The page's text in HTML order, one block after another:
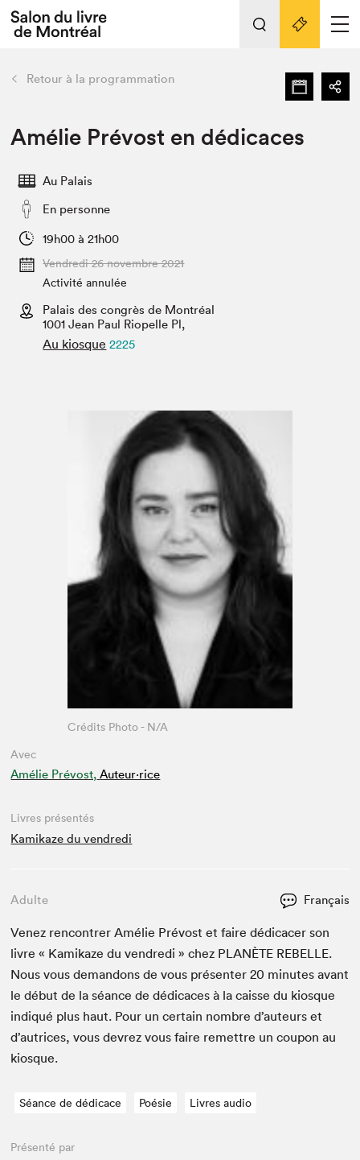
Espace enseignant·e·s
L'événement
Préparer sa visite au Salon
Actualités
SLM PRO
retour Nos activités
Préparer sa visite
Salon au Palais
Projets partenaires
Liens pratiques
Retour à la programmation
Amélie Prévost en dédicaces
Au Palais
En personne
19h00 à 21h00
Vendredi 26 novembre 2021
Activité annulée
Palais des congrès de Montréal
1001 Jean Paul Riopelle Pl,
Au kiosque 2225
Avec
Amélie Prévost, Auteur·rice
Crédits Photo - N/A
Livres présentés
Kamikaze du vendredi
Adulte Français
Venez ren­con­tr­er Amélie Prévost et faire dédi­cac­er son
livre « Kamikaze du ven­dre­di » chez PLANÈTE REBELLE.
Nous vous deman­dons de vous présen­ter20 min­utes avant
le début de la séance de dédi­caces à la caisse du kiosque
indiqué plus haut. Pour un cer­tain nom­bre d’auteurs et
d’autrices, vous devrez vous faire remet­tre un coupon au
kiosque.
Séance de dédicace Poésie Livres audio
Présenté par